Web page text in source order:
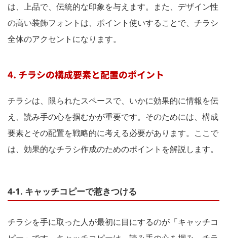
は、上品で、伝統的な印象を与えます。また、デザイン性
の高い装飾フォントは、ポイント使いすることで、チラシ
全体のアクセントになります。
4. チラシの構成要素と配置のポイント
チラシは、限られたスペースで、いかに効果的に情報を伝
え、読み手の心を掴むかが重要です。そのためには、構成
要素とその配置を戦略的に考える必要があります。ここで
は、効果的なチラシ作成のためのポイントを解説します。
4-1. キャッチコピーで惹きつける
チラシを手に取った人が最初に目にするのが「キャッチコ